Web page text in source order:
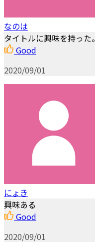
なのは
タイトルに興味を持った。
Good
2020/09/01
にょき
興味ある
Good
2020/09/01